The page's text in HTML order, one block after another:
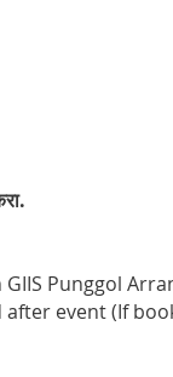
Punggol
event (If